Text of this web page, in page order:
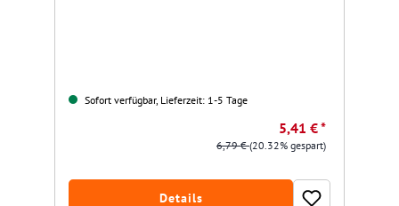
Sofort verfügbar, Lieferzeit: 1-5 Tage
5,41 € *
6,79 €(20.32% gespart)
Details